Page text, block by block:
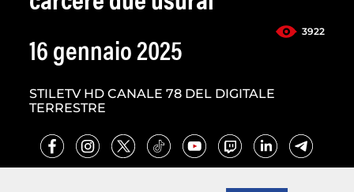
3922
16 gennaio 2025
STILETV HD CANALE 78 DEL DIGITALE
TERRESTRE